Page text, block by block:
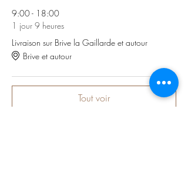
9:00 - 18:00
1 jour 9 heures
Livraison sur Brive la Gaillarde et autour
Brive et autour
Tout voir